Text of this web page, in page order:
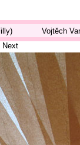
Vojtěch
Next